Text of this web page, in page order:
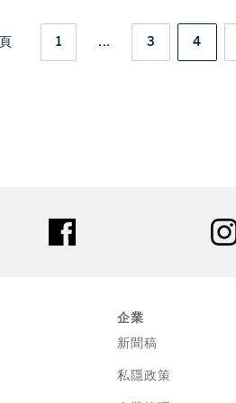
1 ... 3 4
企業
新聞稿
私隱政策